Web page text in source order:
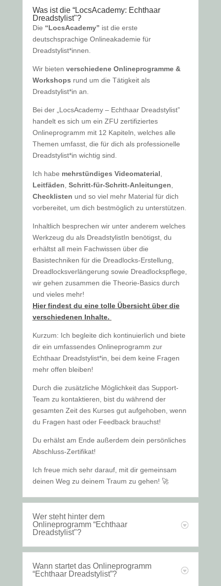
Was ist die “LocsAcademy: Echthaar
Dreadstylist"?
Die “LocsAcademy” ist die erste
deutschsprachige Onlineakademie für
Dreadstylist*innen.
Wir bieten verschiedene Onlineprogramme &
Workshops rund um die Tätigkeit als
Dreadstylist*in an.
Bei der „LocsAcademy – Echthaar Dreadstylist”
handelt es sich um ein ZFU zertifiziertes
Onlineprogramm mit 12 Kapiteln, welches alle
Themen umfasst, die für dich als professionelle
Dreadstylist*in wichtig sind.
Ich habe mehrstündiges Videomaterial
Leitfäden Schritt-für-Schritt-Anleitungen
Checklisten und so viel mehr Material für dich
vorbereitet, um dich bestmöglich zu unterstützen.
Inhaltlich besprechen wir unter anderem welches
Werkzeug du als DreadstylistIn benötigst, du
erhältst all mein Fachwissen über die
Basistechniken für die Dreadlocks-Erstellung,
Dreadlocksverlängerung sowie Dreadlockspflege,
wir gehen zusammen die Theorie-Basics durch
und vieles mehr!
Hier findest du eine tolle Übersicht über die
verschiedenen Inhalte.
Kurzum: Ich begleite dich kontinuierlich und biete
dir ein umfassendes Onlineprogramm zur
Echthaar Dreadstylist*in, bei dem keine Fragen
mehr offen bleiben!
Durch die zusätzliche Möglichkeit das Support-
Team zu kontaktieren, bist du während der
gesamten Zeit des Kurses gut aufgehoben, wenn
du Fragen hast oder Feedback brauchst!
Du erhälst am Ende außerdem dein persönliches
Abschluss-Zertifikat!
Ich freue mich sehr darauf, mit dir gemeinsam
deinen Weg zu deinem Traum zu gehen! 🚀
Wer steht hinter dem
Onlineprogramm “Echthaar
Dreadstylist"?
Wann startet das Onlineprogramm
“Echthaar Dreadstylist”?